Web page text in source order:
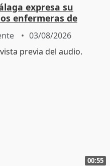
expresa su
enfermeras de
03/08/2026
00:55